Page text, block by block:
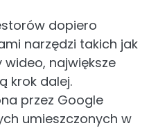
dopiero
narzędzi takich jak
największe
krok dalej.
przez Google
umieszczonych w